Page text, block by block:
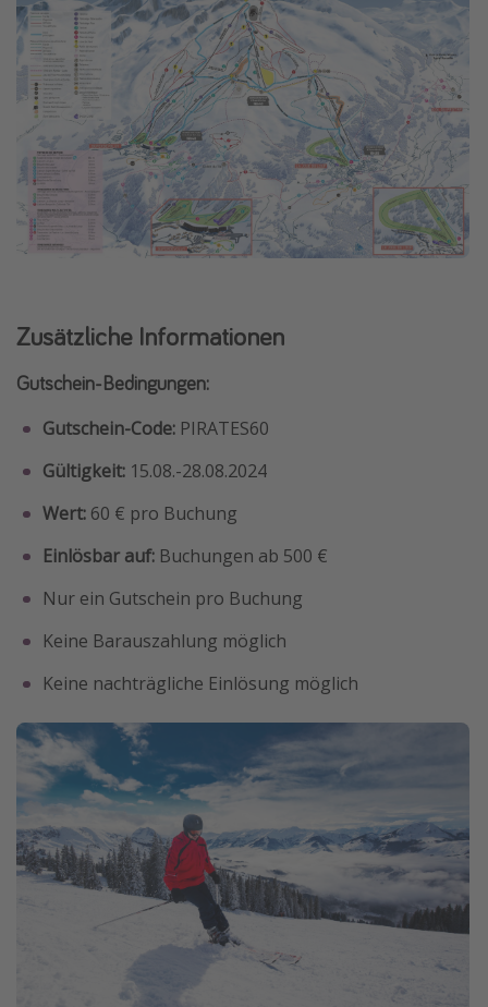
Zusätzliche Informationen
Gutschein-Bedingungen:
Gutschein-Code: PIRATES60
Gültigkeit: 15.08.-28.08.2024
Wert: 60 € pro Buchung
Einlösbar auf: Buchungen ab 500 €
Nur ein Gutschein pro Buchung
Keine Barauszahlung möglich
Keine nachträgliche Einlösung möglich